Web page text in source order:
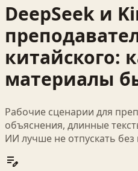
DeepSeek и
китайского:
материалы
Рабочие сценарии для
объяснения, длинные
ИИ лучше не отпускать без
edit_note